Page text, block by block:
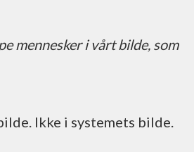
mennesker i vårt bilde, som
Ikke i systemets bilde.